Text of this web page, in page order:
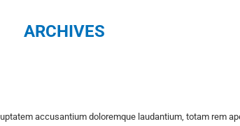
ARCHIVES
accusantium doloremque laudantium, totam rem